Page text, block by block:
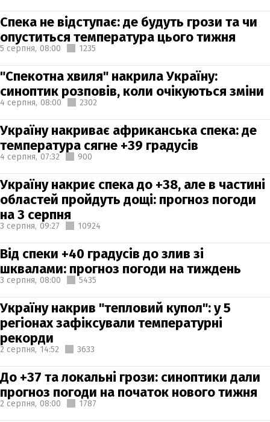
Спека не відступає: де будуть грози та чи
опуститься температура цього тижня
5 серпня, 08:00 1235
"Спекотна хвиля" накрила Україну:
синоптик розповів, коли очікуються зміни
4 серпня, 08:00 2302
Україну накриває африканська спека: де
температура сягне +39 градусів
4 серпня, 07:32 900
Україну накриє спека до +38, але в частині
областей пройдуть дощі: прогноз погоди
на 3 серпня
3 серпня, 09:27 10924
Від спеки +40 градусів до злив зі
шквалами: прогноз погоди на тиждень
3 серпня, 08:00 5435
Україну накрив "тепловий купол": у 5
регіонах зафіксували температурні
рекорди
2 серпня, 14:52 3633
До +37 та локальні грози: синоптики дали
прогноз погоди на початок нового тижня
2 серпня, 08:00 1787